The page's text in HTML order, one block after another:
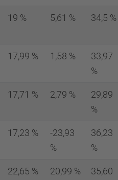
19 % 5,61 % 34,5 %
17,99 % 1,58 %
33,97
%
17,71 % 2,79 %
29,89
%
17,23 %
-23,93
%
36,23
%
22,65 % 20,99 %
35,60